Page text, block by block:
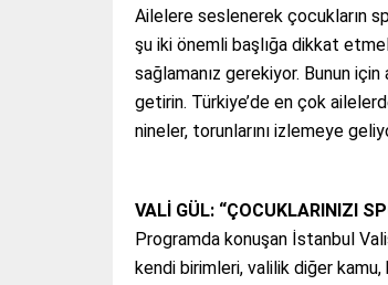
Ailelere seslenerek çocukların
şu iki önemli başlığa dikkat
sağlamanız gerekiyor. Bunun
getirin. Türkiye’de en çok
nineler, torunlarını izlemeye
VALİ GÜL: “ÇOCUKLARINIZI
Programda konuşan İstanbul
kendi birimleri, valilik diğer kamu,